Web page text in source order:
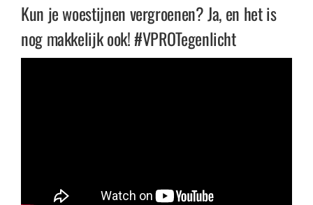
Kun je woestijnen vergroenen? Ja, en het is
nog makkelijk ook! #VPROTegenlicht